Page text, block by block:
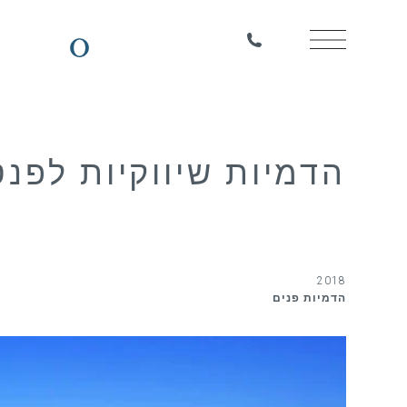
הדמיות שיווקיות
2018
הדמיות פנים